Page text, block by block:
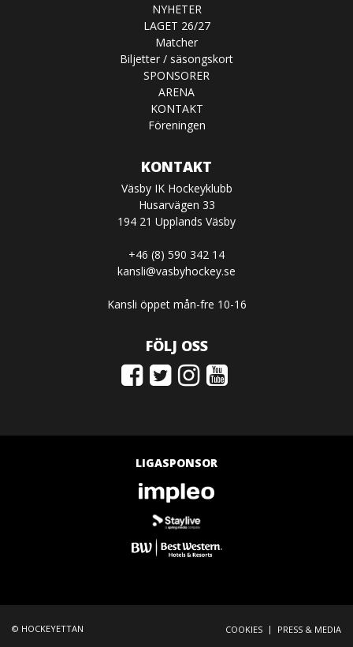
NYHETER
LAGET 26/27
Matcher
Biljetter / säsongskort
SPONSORER
ARENA
KONTAKT
Föreningen
KONTAKT
Väsby IK Hockeyklubb
Husarvägen 33
194 21 Upplands Väsby
+46 (8) 590 342 14
kansli@vasbyhockey.se
Kansli öppet mån-fre 10-16
FÖLJ OSS
LIGASPONSOR
© HOCKEYETTAN COOKIES | PRESS & MEDIA